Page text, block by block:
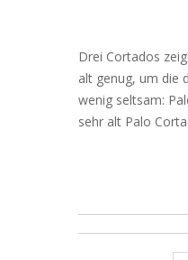
Drei Cortados
alt genug, um die
wenig seltsam:
sehr alt Palo